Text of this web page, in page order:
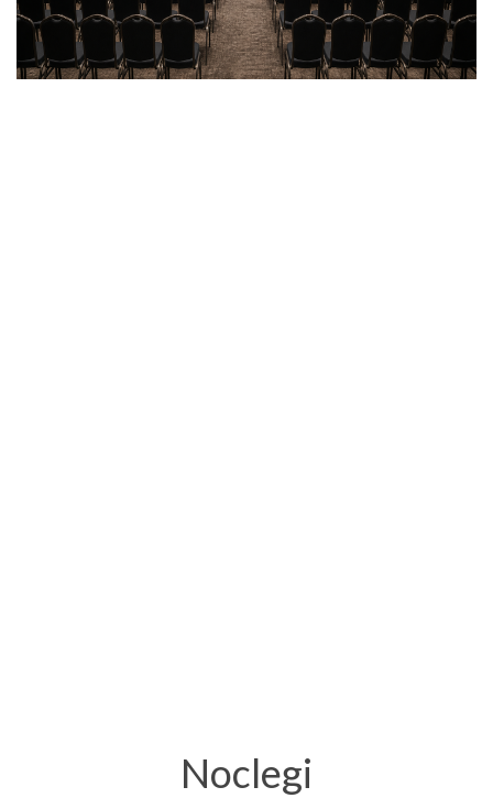
Noclegi